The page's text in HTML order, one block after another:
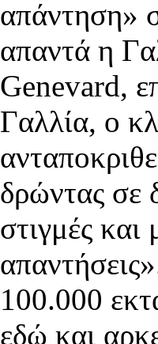
απάντηση»
απαντά η
Genevard,
Γαλλία, ο
δρώντας σε
στιγμές και
100.000
εδώ και